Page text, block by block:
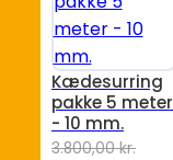
Kædesurring
pakke 5 meter
- 10 mm.
3.800,00kr.